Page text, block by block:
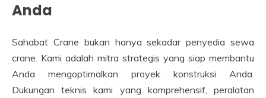
Anda
Sahabat Crane bukan hanya sekadar penyedia sewa
crane. Kami adalah mitra strategis yang siap membantu
Anda mengoptimalkan proyek konstruksi Anda.
Dukungan teknis kami yang komprehensif, peralatan